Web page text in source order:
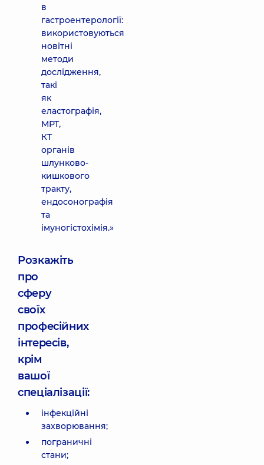
в
гастроентерології:
використовуються
новітні
методи
дослідження,
такі
як
еластографія,
МРТ,
КТ
органів
шлунково-
кишкового
тракту,
ендосонографія
та
імуногістохімія.»
Розкажіть
про
сферу
своїх
професійних
інтересів,
крім
вашої
спеціалізації:
інфекційні
захворювання;
пограничні
стани;